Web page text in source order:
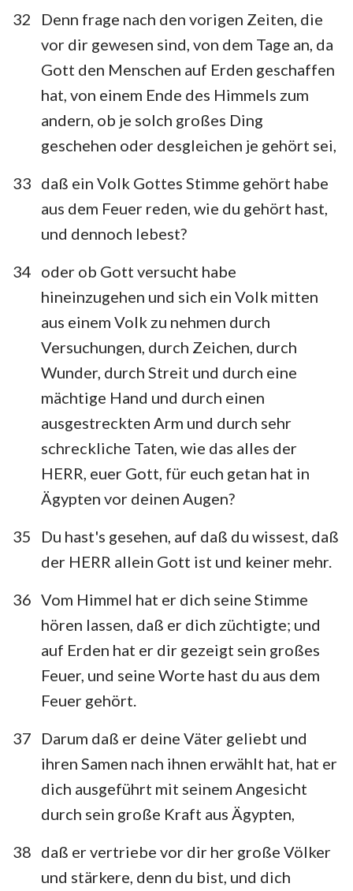
32
Denn frage nach den vorigen Zeiten, die
vor dir gewesen sind, von dem Tage an, da
Gott den Menschen auf Erden geschaffen
hat, von einem Ende des Himmels zum
andern, ob je solch großes Ding
geschehen oder desgleichen je gehört sei,
33 daß ein Volk Gottes Stimme gehört habe
aus dem Feuer reden, wie du gehört hast,
und dennoch lebest?
34 oder ob Gott versucht habe
hineinzugehen und sich ein Volk mitten
aus einem Volk zu nehmen durch
Versuchungen, durch Zeichen, durch
Wunder, durch Streit und durch eine
mächtige Hand und durch einen
ausgestreckten Arm und durch sehr
schreckliche Taten, wie das alles der
HERR, euer Gott, für euch getan hat in
Ägypten vor deinen Augen?
35
Du hast's gesehen, auf daß du wissest, daß
der HERR allein Gott ist und keiner mehr.
36 Vom Himmel hat er dich seine Stimme
hören lassen, daß er dich züchtigte; und
auf Erden hat er dir gezeigt sein großes
Feuer, und seine Worte hast du aus dem
Feuer gehört.
37
Darum daß er deine Väter geliebt und
ihren Samen nach ihnen erwählt hat, hat er
dich ausgeführt mit seinem Angesicht
durch sein große Kraft aus Ägypten,
38 daß er vertriebe vor dir her große Völker
und stärkere, denn du bist, und dich